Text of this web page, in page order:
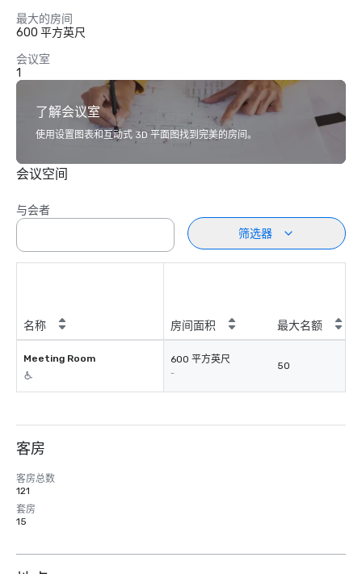
最大的房间
600 平方英尺
会议室
1
了解会议室
使用设置图表和互动式 3D 平面图找到完美的房间。
会议空间
与会者
筛选器
名称 房间面积 最大名额
Meeting Room 600 平方英尺
-
50
客房
客房总数
121
套房
15